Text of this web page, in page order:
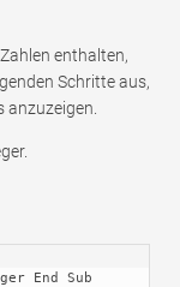
enthalten,
Schritte aus,
anzuzeigen.
End Sub